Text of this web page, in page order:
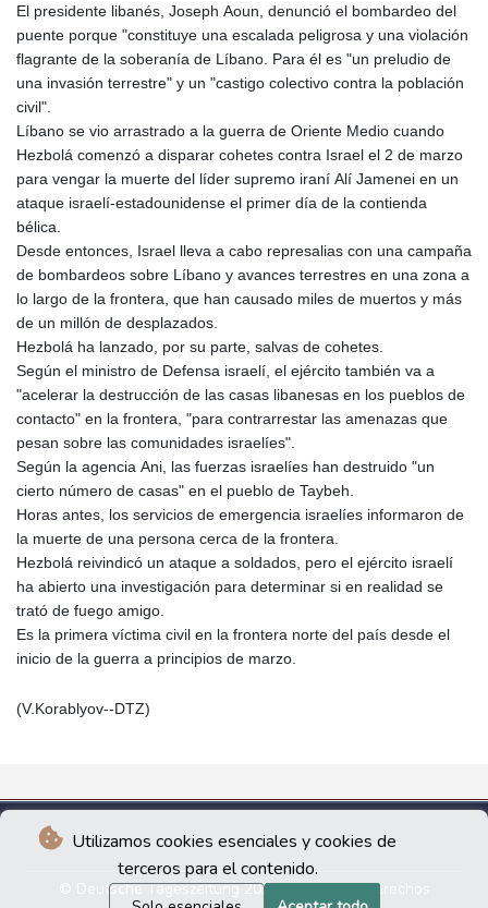
Utilizamos cookies esenciales y cookies de
terceros para el contenido.
El presidente libanés, Joseph Aoun, denunció el bombardeo del
puente porque "constituye una escalada peligrosa y una violación
flagrante de la soberanía de Líbano. Para él es "un preludio de
una invasión terrestre" y un "castigo colectivo contra la población
civil".
Líbano se vio arrastrado a la guerra de Oriente Medio cuando
Hezbolá comenzó a disparar cohetes contra Israel el 2 de marzo
para vengar la muerte del líder supremo iraní Alí Jamenei en un
ataque israelí-estadounidense el primer día de la contienda
bélica.
Desde entonces, Israel lleva a cabo represalias con una campaña
de bombardeos sobre Líbano y avances terrestres en una zona a
lo largo de la frontera, que han causado miles de muertos y más
de un millón de desplazados.
Hezbolá ha lanzado, por su parte, salvas de cohetes.
Según el ministro de Defensa israelí, el ejército también va a
"acelerar la destrucción de las casas libanesas en los pueblos de
contacto" en la frontera, "para contrarrestar las amenazas que
pesan sobre las comunidades israelíes".
Según la agencia Ani, las fuerzas israelíes han destruido "un
cierto número de casas" en el pueblo de Taybeh.
Horas antes, los servicios de emergencia israelíes informaron de
la muerte de una persona cerca de la frontera.
Hezbolá reivindicó un ataque a soldados, pero el ejército israelí
ha abierto una investigación para determinar si en realidad se
trató de fuego amigo.
Es la primera víctima civil en la frontera norte del país desde el
inicio de la guerra a principios de marzo.
(V.Korablyov--DTZ)
© Deutsche Tageszeitung 2026 - Todos los derechos